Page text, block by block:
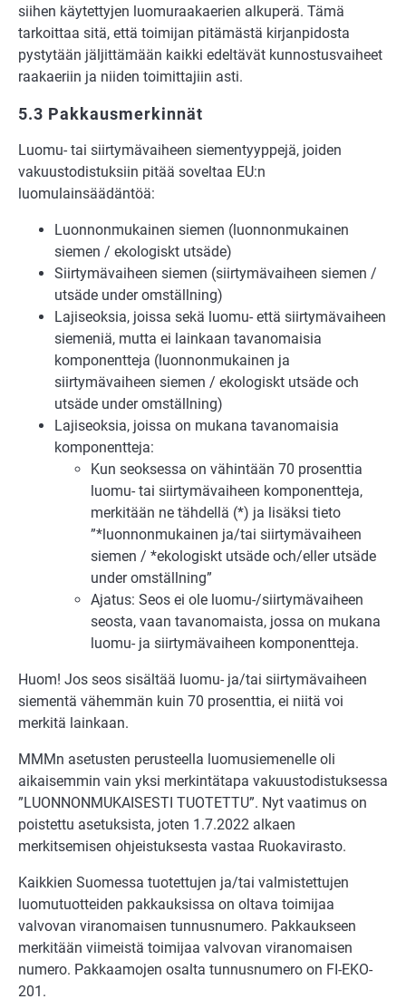
siihen käytettyjen luomuraakaerien alkuperä. Tämä
tarkoittaa sitä, että toimijan pitämästä kirjanpidosta
pystytään jäljittämään kaikki edeltävät kunnostusvaiheet
raakaeriin ja niiden toimittajiin asti.
5.3 Pakkausmerkinnät
Luomu- tai siirtymävaiheen siementyyppejä, joiden
vakuustodistuksiin pitää soveltaa EU:n
luomulainsäädäntöä:
Luonnonmukainen siemen (luonnonmukainen
siemen / ekologiskt utsäde)
Siirtymävaiheen siemen (siirtymävaiheen siemen /
utsäde under omställning)
Lajiseoksia, joissa sekä luomu- että siirtymävaiheen
siemeniä, mutta ei lainkaan tavanomaisia
komponentteja (luonnonmukainen ja
siirtymävaiheen siemen / ekologiskt utsäde och
utsäde under omställning)
Lajiseoksia, joissa on mukana tavanomaisia
komponentteja:
Kun seoksessa on vähintään 70 prosenttia
luomu- tai siirtymävaiheen komponentteja,
merkitään ne tähdellä (*) ja lisäksi tieto
”*luonnonmukainen ja/tai siirtymävaiheen
siemen / *ekologiskt utsäde och/eller utsäde
under omställning”
Ajatus: Seos ei ole luomu-/siirtymävaiheen
seosta, vaan tavanomaista, jossa on mukana
luomu- ja siirtymävaiheen komponentteja.
Huom! Jos seos sisältää luomu- ja/tai siirtymävaiheen
siementä vähemmän kuin 70 prosenttia, ei niitä voi
merkitä lainkaan.
MMMn asetusten perusteella luomusiemenelle oli
aikaisemmin vain yksi merkintätapa vakuustodistuksessa
”LUONNONMUKAISESTI TUOTETTU”. Nyt vaatimus on
poistettu asetuksista, joten 1.7.2022 alkaen
merkitsemisen ohjeistuksesta vastaa Ruokavirasto.
Kaikkien Suomessa tuotettujen ja/tai valmistettujen
luomutuotteiden pakkauksissa on oltava toimijaa
valvovan viranomaisen tunnusnumero. Pakkaukseen
merkitään viimeistä toimijaa valvovan viranomaisen
numero. Pakkaamojen osalta tunnusnumero on FI-EKO-
201.